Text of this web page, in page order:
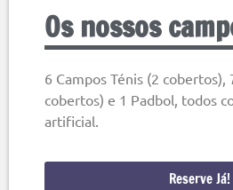
Os nossos
6 Campos Ténis (2 cobertos),
cobertos) e 1 Padbol, todos
artificial.
Reserve Já!